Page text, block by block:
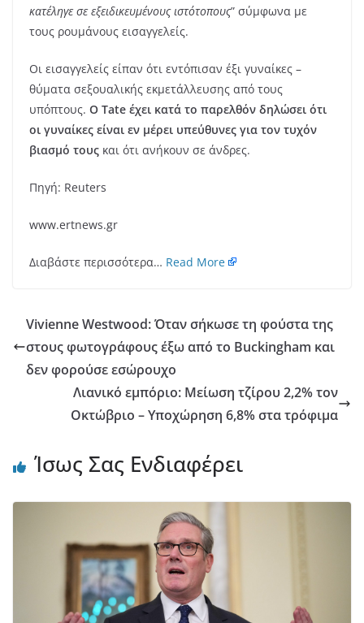
κατέληγεσε εξειδικευμένους ιστότοπους” σύμφωνα με
τους ρουμάνους εισαγγελείς.
Οι εισαγγελείς είπαν ότι εντόπισαν έξι γυναίκες –
θύματα σεξουαλικής εκμετάλλευσης από τους
υπόπτους. Ο Tate έχει κατά το παρελθόν δηλώσει ότι
οι γυναίκες είναι εν μέρει υπεύθυνες για τον τυχόν
βιασμό τους και ότι ανήκουν σε άνδρες.
Πηγή: Reuters
www.ertnews.gr
Διαβάστε περισσότερα… Read More
Vivienne Westwood: Όταν σήκωσε τη φούστα της
στους φωτογράφους έξω από το Buckingham και
δεν φορούσε εσώρουχο
Λιανικό εμπόριο: Μείωση τζίρου 2,2% τον
Οκτώβριο – Υποχώρηση 6,8% στα τρόφιμα
Ίσως Σας Ενδιαφέρει